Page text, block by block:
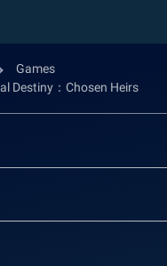
Games
Destiny：Chosen Heirs